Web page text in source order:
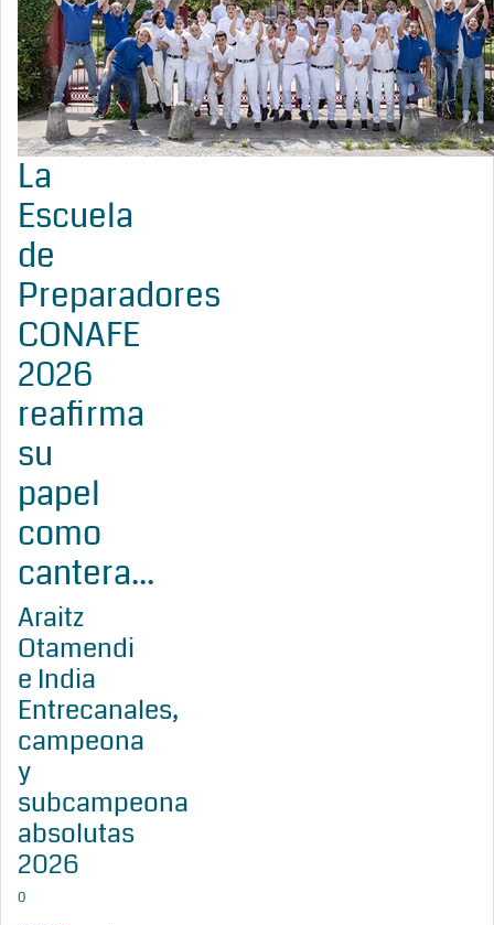
La
Escuela
de
Preparadores
CONAFE
2026
reafirma
su
papel
como
cantera...
Araitz
Otamendi
e India
Entrecanales,
campeona
y
subcampeona
absolutas
2026
0